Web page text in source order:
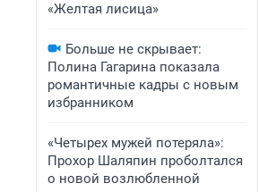
«Желтая лисица»
Больше не скрывает:
Полина Гагарина показала
романтичные кадры с новым
избранником
«Четырех мужей потеряла»:
Прохор Шаляпин проболтался
о новой возлюбленной